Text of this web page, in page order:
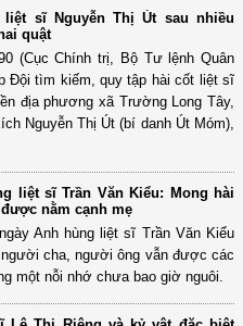
sĩ Nguyễn Thị Út sau nhiều
quật
(Cục Chính trị, Bộ Tư lệnh Quân
Đội tìm kiếm, quy tập hài cốt liệt sĩ
địa phương xã Trường Long Tây,
Nguyễn Thị Út (bí danh Út Móm),
liệt sĩ Trần Văn Kiểu: Mong hài
nằm cạnh mẹ
Anh hùng liệt sĩ Trần Văn Kiểu
cha, người ông vẫn được các
một nỗi nhớ chưa bao giờ nguôi.